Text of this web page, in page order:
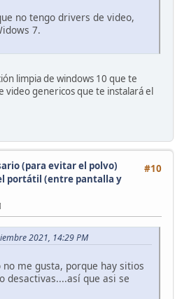
no tengo drivers de video,
7.
limpia de windows 10 que te
video genericos que te instalará el
#10
(para evitar el polvo)
portátil (entre pantalla y
2021, 14:29 PM
me gusta, porque hay sitios
desactivas....así que asi se